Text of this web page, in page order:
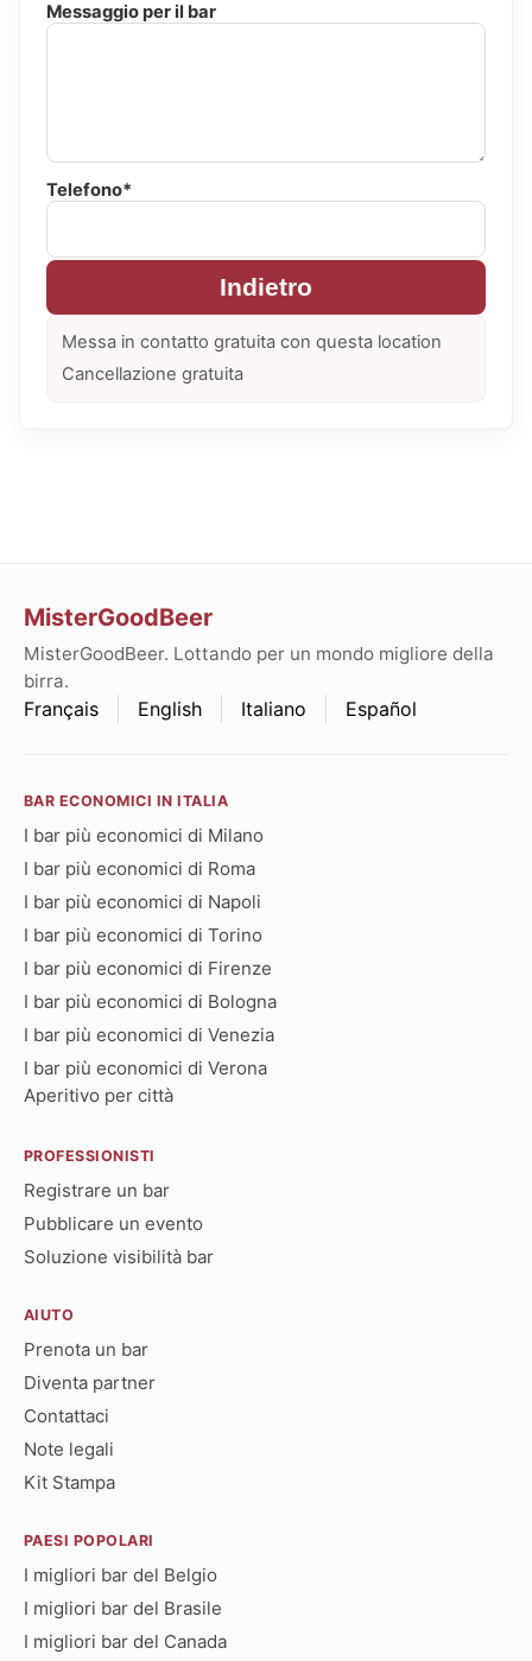
Messaggio per il bar
Telefono*
Indietro
Messa in contatto gratuita con questa location
Cancellazione gratuita
MisterGoodBeer
MisterGoodBeer. Lottando per un mondo migliore della
birra.
Français English Italiano Español
BAR ECONOMICI IN ITALIA
I bar più economici di Milano
I bar più economici di Roma
I bar più economici di Napoli
I bar più economici di Torino
I bar più economici di Firenze
I bar più economici di Bologna
I bar più economici di Venezia
I bar più economici di Verona
Aperitivo per città
PROFESSIONISTI
Registrare un bar
Pubblicare un evento
Soluzione visibilità bar
AIUTO
Prenota un bar
Diventa partner
Contattaci
Note legali
Kit Stampa
PAESI POPOLARI
I migliori bar del Belgio
I migliori bar del Brasile
I migliori bar del Canada